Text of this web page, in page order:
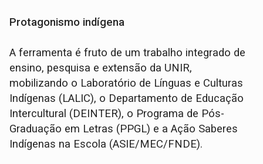
Protagonismo indígena
A ferramenta é fruto de um trabalho integrado de
ensino, pesquisa e extensão da UNIR,
mobilizando o Laboratório de Línguas e Culturas
Indígenas (LALIC), o Departamento de Educação
Intercultural (DEINTER), o Programa de Pós-
Graduação em Letras (PPGL) e a Ação Saberes
Indígenas na Escola (ASIE/MEC/FNDE).